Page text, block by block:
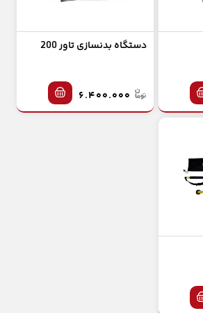
دستگاه بدنسازی تاور 200